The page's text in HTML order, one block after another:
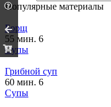
Популярные материалы
Борщ
55 мин. 6
Супы
Грибной суп
60 мин. 6
Супы